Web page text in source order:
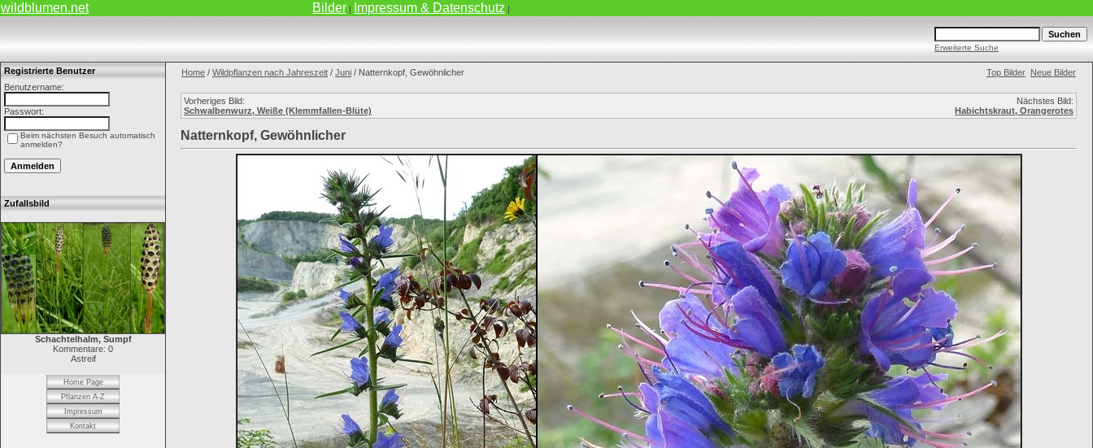
wildblumen.net Bilder | Impressum & Datenschutz |
Erweiterte Suche
Registrierte Benutzer
Benutzername:
Passwort:
Beim nächsten Besuch automatisch
anmelden?
Zufallsbild
Schachtelhalm, Sumpf
Kommentare: 0
Astreif
Home Page
Pflanzen A-Z
Impressum
Kontakt
Home / Wildpflanzen nach Jahreszeit / Juni / Natternkopf, Gewöhnlicher Top Bilder Neue Bilder
Vorheriges Bild:
Schwalbenwurz, Weiße (Klemmfallen-Blüte)
Nächstes Bild:
Habichtskraut, Orangerotes
Natternkopf, Gewöhnlicher